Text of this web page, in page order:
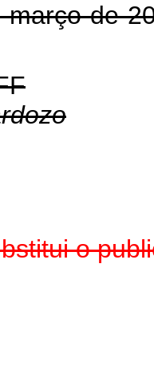
março de
o